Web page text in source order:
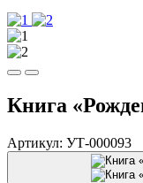
Книга
Артикул: УТ-000093